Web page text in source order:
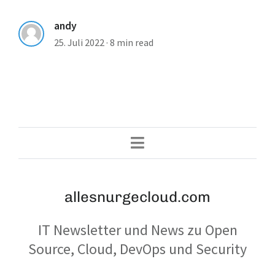
andy
25. Juli 2022 · 8 min read
allesnurgecloud.com
IT Newsletter und News zu Open
Source, Cloud, DevOps und Security